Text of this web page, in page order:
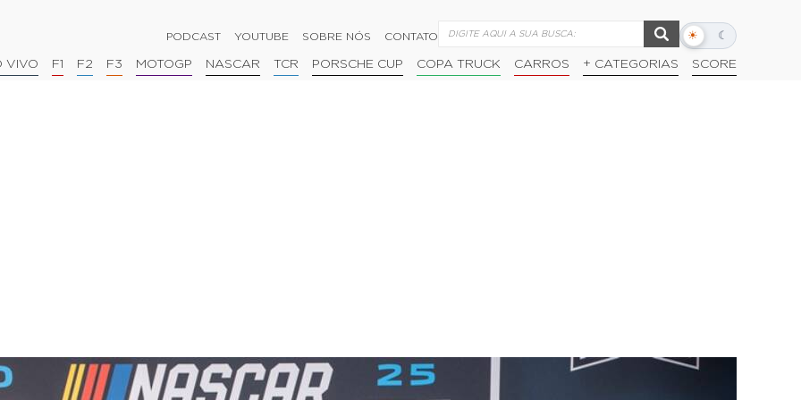
PODCAST YOUTUBE SOBRE NÓS CONTATO ☀ ☾
Alternar
escuro
VIVO F1 F2 F3 MOTOGP NASCAR TCR PORSCHE CUP COPA TRUCK CARROS + CATEGORIAS SCORE